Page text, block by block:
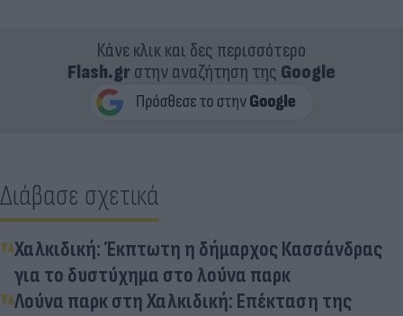
Κάνε κλικ και δες περισσότερο
Flash.grστην αναζήτηση της Google
Διάβασε σχετικά
Χαλκιδική: Έκπτωτη η δήμαρχος Κασσάνδρας
για το δυστύχημα στο λούνα παρκ
Λούνα παρκ στη Χαλκιδική: Επέκταση της